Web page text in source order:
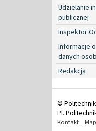
Udzielanie
publicznej
Inspektor
Informacje
danych
Redakcja
©
Pl.
Kontakt